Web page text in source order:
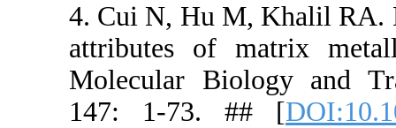
4. Cui N,
attributes
Molecular
147: 1-